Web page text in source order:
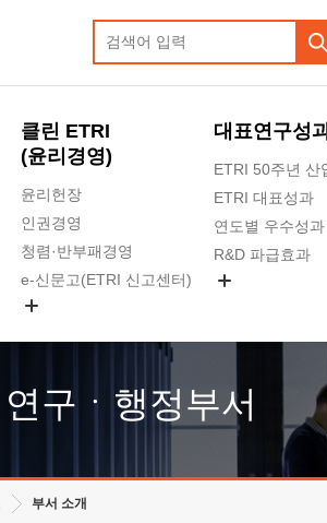
클린 ETRI
(윤리경영)
윤리헌장
인권경영
청렴·반부패경영
e-신문고(ETRI 신고센터)
고객의소리
수의계약 현황
대표연구성
ETRI 50주년 산
ETRI 대표성과
연도별 우수성과
R&D 파급효과
연구ㆍ행정부서
부서 소개